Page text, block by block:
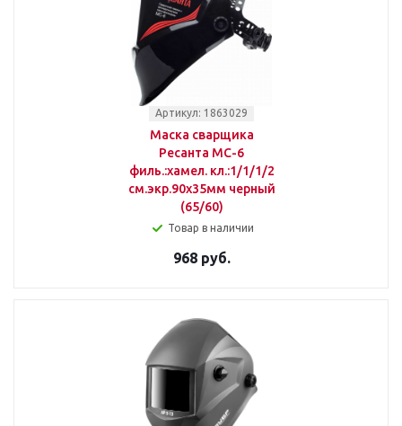
Артикул: 1863029
Маска сварщика
Ресанта МС-6
филь.:хамел. кл.:1/1/1/2
см.экр.90x35мм черный
(65/60)
Товар в наличии
968 руб.